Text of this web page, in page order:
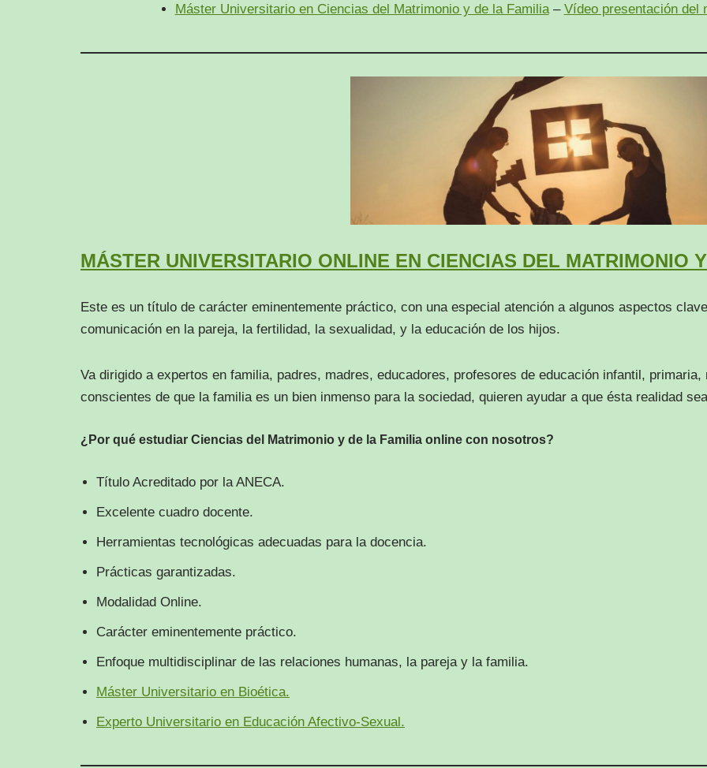
Máster Universitario en Ciencias del Matrimonio y de la Familia– Vídeo presentación del
MÁSTER UNIVERSITARIO ONLINE EN CIENCIAS DEL MATRIMONIO
Este es un título de carácter eminentemente práctico, con una especial atención a algunos aspectos
comunicación en la pareja, la fertilidad, la sexualidad, y la educación de los hijos.
Va dirigido a expertos en familia, padres, madres, educadores, profesores de educación infantil,
conscientes de que la familia es un bien inmenso para la sociedad, quieren ayudar a que ésta realidad
¿Por qué estudiar Ciencias del Matrimonio y de la Familia online con nosotros?
Título Acreditado por la ANECA.
Excelente cuadro docente.
Herramientas tecnológicas adecuadas para la docencia.
Prácticas garantizadas.
Modalidad Online.
Carácter eminentemente práctico.
Enfoque multidisciplinar de las relaciones humanas, la pareja y la familia.
Máster Universitario en Bioética.
Experto Universitario en Educación Afectivo-Sexual.